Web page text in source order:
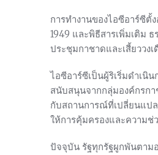
การทำงานของไอซีอาร์ซีตั้
1949 และพิธีสารเพิ่มเติม
ประชุมกาชาดและเสี้ยววง
ไอซีอาร์ซีเป็นผู้ริเริ่มดำเนิ
สนับสนุนจากกลุ่มองค์กรกา
กับสถานการณ์ที่เปลี่ยนแปล
ให้การคุ้มครองและความ
ปัจจุบัน รัฐทุกรัฐผูกพันตาม